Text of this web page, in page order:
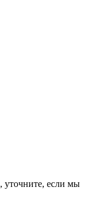
уточните, если мы